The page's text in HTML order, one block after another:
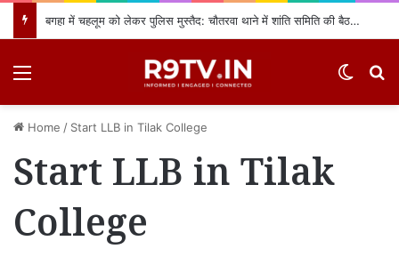
बगहा में चहलूम को लेकर पुलिस मुस्तैद: चौतरवा थाने में शांति समिति की बैठक, नियमों का उल्लंघन करने वालों पर होगी सख्त कार्रवाई
Home / Start LLB in Tilak College
Start LLB in Tilak
College